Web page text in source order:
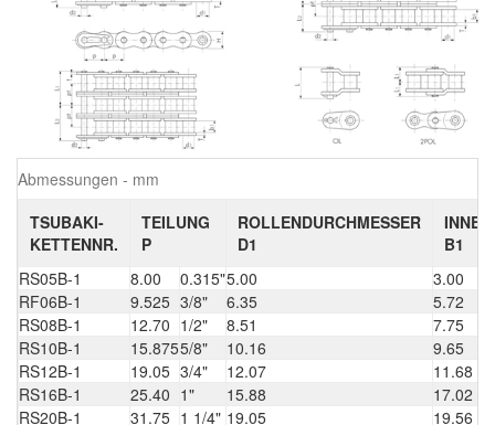
Abmessungen - mm
TSUBAKI-
KETTENNR.
TEILUNG
P
ROLLENDURCHMESSER
D1
B1
RS05B-1
8.00 0.315"5.00
3.00
RF06B-1
9.525 3/8" 6.35
5.72
RS08B-1
12.70 1/2" 8.51
7.75
RS10B-1
15.8755/8" 10.16
9.65
RS12B-1
19.05 3/4" 12.07
11.68
RS16B-1
25.40 1" 15.88
17.02
RS20B-1
31.75 1 1/4" 19.05
19.56